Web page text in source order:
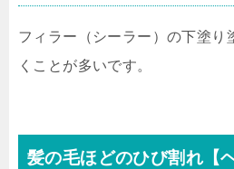
フィラー（シーラー）の下塗り
くことが多いです。
髪の毛ほどのひび割れ【